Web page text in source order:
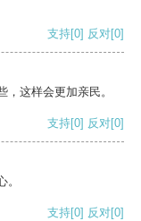
支持[0] 反对[0]
这样会更加亲民。
支持[0] 反对[0]
支持[0] 反对[0]